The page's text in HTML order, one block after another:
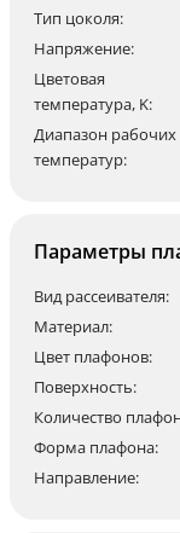
Тип цоколя:
Напряжение:
Цветовая
температура, K:
Диапазон рабочих
температур:
Параметры
Вид рассеивателя:
Материал:
Цвет плафонов:
Поверхность:
Количество
Форма плафона:
Направление: